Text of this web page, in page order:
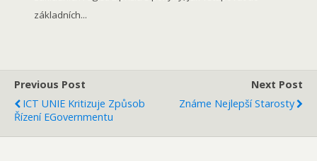
základních...
Previous Post
ICT UNIE Kritizuje Způsob
Řízení EGovernmentu
Next Post
Známe Nejlepší Starosty